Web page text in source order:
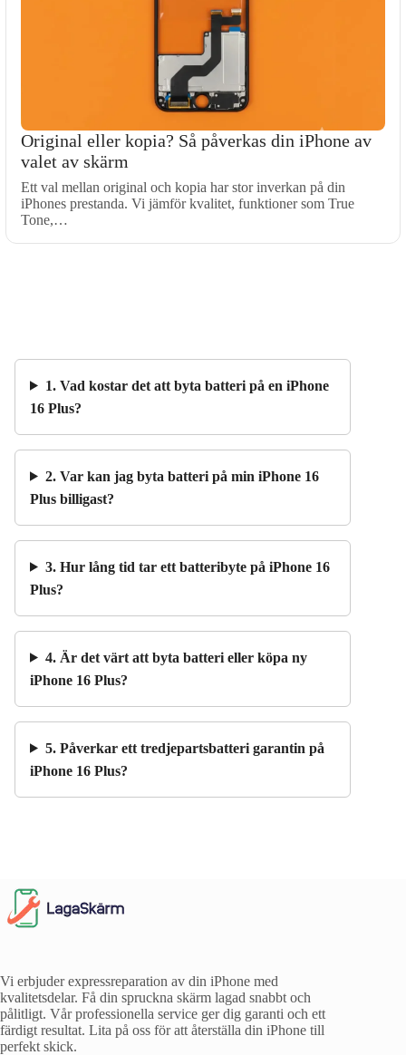
Original eller kopia? Så påverkas din iPhone av
valet av skärm
Ett val mellan original och kopia har stor inverkan på din
iPhones prestanda. Vi jämför kvalitet, funktioner som True
Tone,…
1. Vad kostar det att byta batteri på en iPhone
16 Plus?
2. Var kan jag byta batteri på min iPhone 16
Plus billigast?
3. Hur lång tid tar ett batteribyte på iPhone 16
Plus?
4. Är det värt att byta batteri eller köpa ny
iPhone 16 Plus?
5. Påverkar ett tredjepartsbatteri garantin på
iPhone 16 Plus?
Vi erbjuder expressreparation av din iPhone med
kvalitetsdelar. Få din spruckna skärm lagad snabbt och
pålitligt. Vår professionella service ger dig garanti och ett
färdigt resultat. Lita på oss för att återställa din iPhone till
perfekt skick.